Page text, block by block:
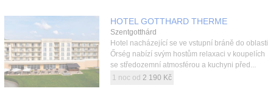
HOTEL GOTTHARD THERME
Szentgotthárd
Hotel nacházející se ve vstupní bráně do oblasti
Őrség nabízí svým hostům relaxaci v koupelích
se středozemní atmosférou a kuchyni před...
1 noc od 2 190 Kč